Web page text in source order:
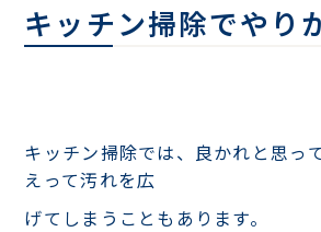
キッチン掃除でやり
キッチン掃除では、良かれと思っ
えって汚れを広
げてしまうこともあります。